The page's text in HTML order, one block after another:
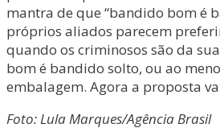
mantra de que “bandido bom é
próprios aliados parecem
quando os criminosos são da
bom é bandido solto, ou ao
embalagem. Agora a proposta
Foto: Lula Marques/Agência Brasil